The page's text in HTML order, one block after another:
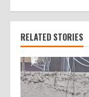
RELATED STORIES